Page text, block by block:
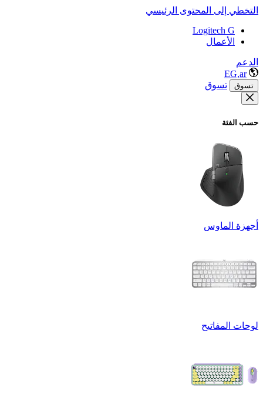
التخطي إلى المحتوى الرئيسي
Logitech G
الأعمال
الدعم
EG,ar
تسوق تسوق
حسب الفئة
أجهزة الماوس
لوحات المفاتيح